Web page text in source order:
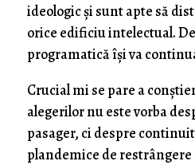
ideologic și sunt apte să
orice edificiu intelectual.
programatică își va
Crucial mi se pare a
alegerilor nu este vorba
pasager, ci despre
plandemice de